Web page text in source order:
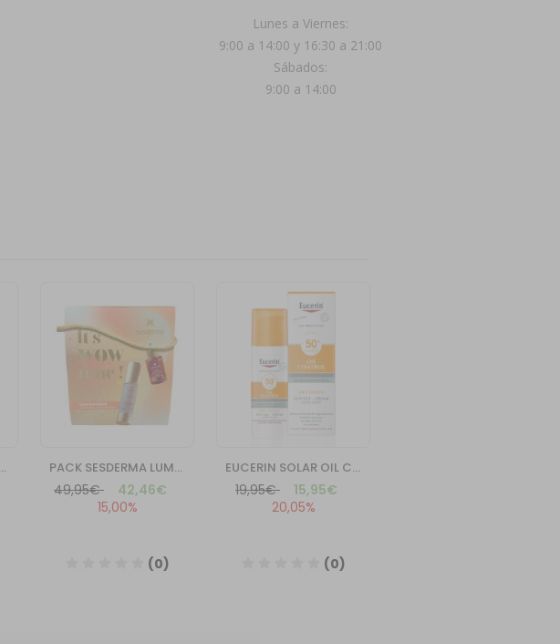
Lunes a Viernes:
9:00 a 14:00 y 16:30 a 21:00
Sábados:
9:00 a 14:00